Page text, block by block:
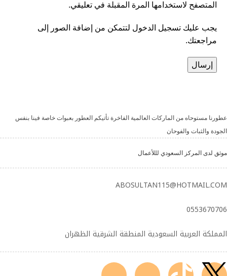
المتصفح لاستخدامها المرة المقبلة في تعليقي.
يجب عليك تسجيل الدخول لتتمكن من إضافة الصور إلى
مراجعتك.
عطورنا مستوحاه من الماركات العالمية الفاخرة تأتيكم العطور بعبوات خاصة فينا بنفس
الجودة والثبات والفوحان
موثق لدى المركز السعودي لللأعمال
ABOSULTAN115@HOTMAIL.COM
0553670706
المملكة العربية السعودية المنطقة الشرقية الظهران